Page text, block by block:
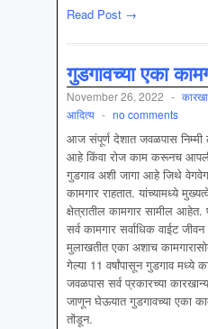
Read Post →
गुडगावच्या एका
November 26, 2022 -
आदित्य - no comments
आज संपूर्ण देशात जवळपास
आहे किंवा रोज काम करूनच
गुडगाव अशी जागा आहे जिथे
कामगार राहतात. यांच्यामध्ये
क्षेत्रातील कामगार सामील
सर्व कामगार सर्वाधिक वाईट
मुलाखतीत एका अशाच
गेल्या 11 वर्षांपासून गुडगाव
जवळपास सर्व प्रकारच्या
जाणून घेऊयात गुडगावच्या एका
तोंडून.